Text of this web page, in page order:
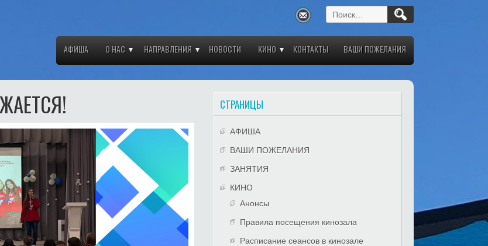
Найти:
АФИША О НАС НАПРАВЛЕНИЯ НОВОСТИ КИНО КОНТАКТЫ ВАШИ ПОЖЕЛАНИЯ
СТРАНИЦЫ
АФИША
ВАШИ ПОЖЕЛАНИЯ
ЗАНЯТИЯ
КИНО
Анонсы
Правила посещения кинозала
Расписание сеансов в кинозале